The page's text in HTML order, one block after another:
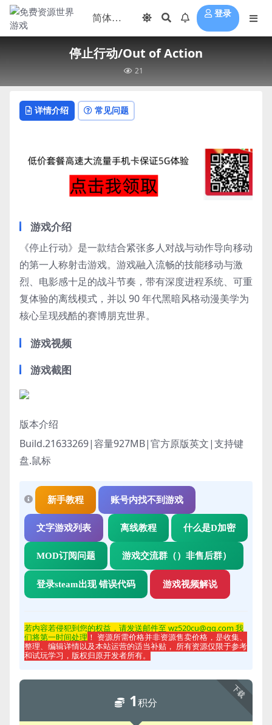
登录
停止行动/Out of Action
21
详情介绍 常见问题
游戏介绍
《停止行动》是一款结合紧张多人对战与动作导向移动
的第一人称射击游戏。游戏融入流畅的技能移动与激
烈、电影感十足的战斗节奏，带有深度进程系统、可重
复体验的离线模式，并以 90 年代黑暗风格动漫美学为
核心呈现残酷的赛博朋克世界。
游戏视频
游戏截图
版本介绍
Build.21633269|容量927MB|官方原版英文|支持键
盘.鼠标
新手教程 账号内找不到游戏
文字游戏列表 离线教程 什么是D加密
MOD订阅问题 游戏交流群（）非售后群）
登录steam出现 错误代码 游戏视频解说
若内容若侵犯到您的权益，请发送邮件至 wz520cu@qq.com 我
们将第一时间处理 ！ 资源所需价格并非资源售卖价格，是收集、
整理、编辑详情以及本站运营的适当补贴， 所有资源仅限于参考
和试玩学习，版权归原开发者所有。
下载
1积分